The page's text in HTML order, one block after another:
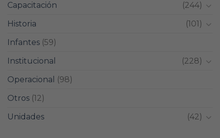
Capacitación
(244)
Historia
(101)
Infantes (59)
Institucional
(228)
Operacional
(98)
Otros (12)
Unidades
(42)